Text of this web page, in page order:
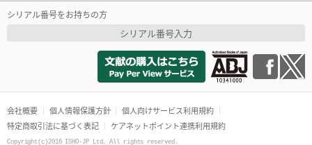
シリアル番号をお持ちの方
シリアル番号入力
会社概要 個人情報保護方針
個人向けサービス利用規約
特定商取引法に基づく表記
ケアネットポイント連携利用規約
Copyright(c)2016 ISHO-JP Ltd. All rights reserved.